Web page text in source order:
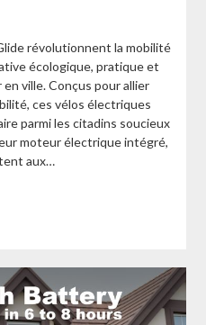
révolutionnent la mobilité
écologique, pratique et
ville. Conçus pour allier
ces vélos électriques
parmi les citadins soucieux
moteur électrique intégré,
aux…